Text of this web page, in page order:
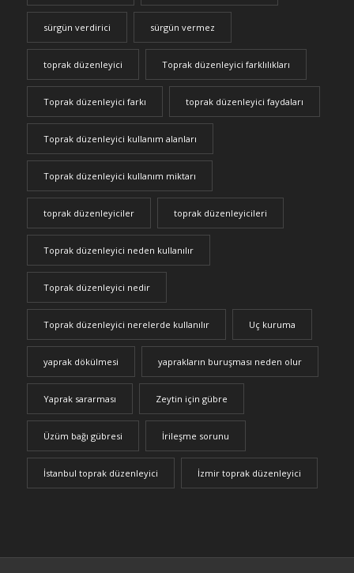
sürgün verdirici sürgün vermez
toprak düzenleyici Toprak düzenleyici farklılıkları
Toprak düzenleyici farkı toprak düzenleyici faydaları
Toprak düzenleyici kullanım alanları
Toprak düzenleyici kullanım miktarı
toprak düzenleyiciler toprak düzenleyicileri
Toprak düzenleyici neden kullanılır
Toprak düzenleyici nedir
Toprak düzenleyici nerelerde kullanılır Uç kuruma
yaprak dökülmesi yaprakların buruşması neden olur
Yaprak sararması Zeytin için gübre
Üzüm bağı gübresi İrileşme sorunu
İstanbul toprak düzenleyici İzmir toprak düzenleyici